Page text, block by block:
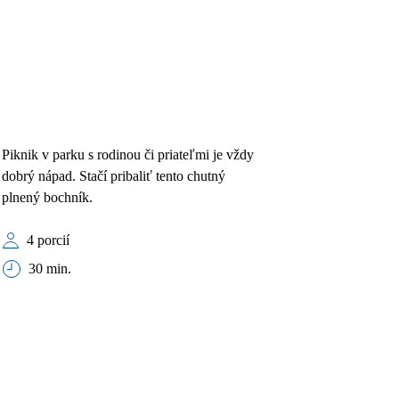
Piknik v parku s rodinou či priateľmi je vždy
dobrý nápad. Stačí pribaliť tento chutný
plnený bochník.
4 porcií
30 min.